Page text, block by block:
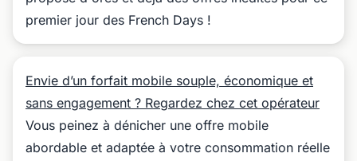
premier jour des French Days !
Envie d’un forfait mobile souple, économique et
sans engagement ? Regardez chez cet opérateur
Vous peinez à dénicher une offre mobile
abordable et adaptée à votre consommation réelle